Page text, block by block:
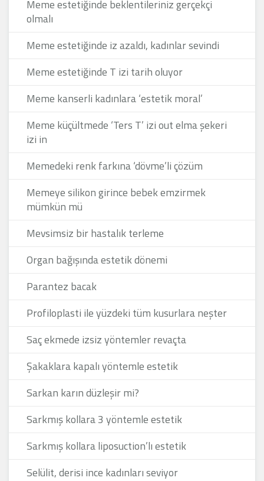
Meme estetiğinde beklentileriniz gerçekçi
olmalı
Meme estetiğinde iz azaldı, kadınlar sevindi
Meme estetiğinde T izi tarih oluyor
Meme kanserli kadınlara ‘estetik moral’
Meme küçültmede ‘Ters T’ izi out elma şekeri
izi in
Memedeki renk farkına ‘dövme’li çözüm
Memeye silikon girince bebek emzirmek
mümkün mü
Mevsimsiz bir hastalık terleme
Organ bağışında estetik dönemi
Parantez bacak
Profiloplasti ile yüzdeki tüm kusurlara neşter
Saç ekmede izsiz yöntemler revaçta
Şakaklara kapalı yöntemle estetik
Sarkan karın düzleşir mi?
Sarkmış kollara 3 yöntemle estetik
Sarkmış kollara liposuction’lı estetik
Selülit, derisi ince kadınları seviyor